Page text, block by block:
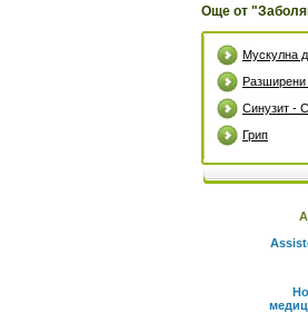
Още от
Мускулна
Разширени
Синузит -
Грип